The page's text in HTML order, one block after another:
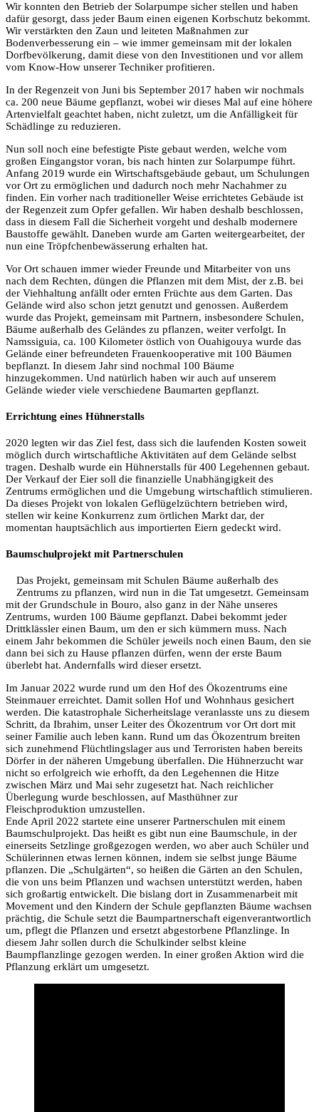
Wir konnten den Betrieb der Solarpumpe sicher stellen und haben
dafür gesorgt, dass jeder Baum einen eigenen Korbschutz bekommt.
Wir verstärkten den Zaun und leiteten Maßnahmen zur
Bodenverbesserung ein – wie immer gemeinsam mit der lokalen
Dorfbevölkerung, damit diese von den Investitionen und vor allem
vom Know-How unserer Techniker profitieren.
In der Regenzeit von Juni bis September 2017 haben wir nochmals
ca. 200 neue Bäume gepflanzt, wobei wir dieses Mal auf eine höhere
Artenvielfalt geachtet haben, nicht zuletzt, um die Anfälligkeit für
Schädlinge zu reduzieren.
Nun soll noch eine befestigte Piste gebaut werden, welche vom
großen Eingangstor voran, bis nach hinten zur Solarpumpe führt.
Anfang 2019 wurde ein Wirtschaftsgebäude gebaut, um Schulungen
vor Ort zu ermöglichen und dadurch noch mehr Nachahmer zu
finden. Ein vorher nach traditioneller Weise errichtetes Gebäude ist
der Regenzeit zum Opfer gefallen. Wir haben deshalb beschlossen,
dass in diesem Fall die Sicherheit vorgeht und deshalb modernere
Baustoffe gewählt. Daneben wurde am Garten weitergearbeitet, der
nun eine Tröpfchenbewässerung erhalten hat.
Vor Ort schauen immer wieder Freunde und Mitarbeiter von uns
nach dem Rechten, düngen die Pflanzen mit dem Mist, der z.B. bei
der Viehhaltung anfällt oder ernten Früchte aus dem Garten. Das
Gelände wird also schon jetzt genutzt und genossen. Außerdem
wurde das Projekt, gemeinsam mit Partnern, insbesondere Schulen,
Bäume außerhalb des Geländes zu pflanzen, weiter verfolgt. In
Namssiguia, ca. 100 Kilometer östlich von Ouahigouya wurde das
Gelände einer befreundeten Frauenkooperative mit 100 Bäumen
bepflanzt. In diesem Jahr sind nochmal 100 Bäume
hinzugekommen. Und natürlich haben wir auch auf unserem
Gelände wieder viele verschiedene Baumarten gepflanzt.
Errichtung eines Hühnerstalls
2020 legten wir das Ziel fest, dass sich die laufenden Kosten soweit
möglich durch wirtschaftliche Aktivitäten auf dem Gelände selbst
tragen. Deshalb wurde ein Hühnerstalls für 400 Legehennen gebaut.
Der Verkauf der Eier soll die finanzielle Unabhängigkeit des
Zentrums ermöglichen und die Umgebung wirtschaftlich stimulieren.
Da dieses Projekt von lokalen Geflügelzüchtern betrieben wird,
stellen wir keine Konkurrenz zum örtlichen Markt dar, der
momentan hauptsächlich aus importierten Eiern gedeckt wird.
Baumschulprojekt mit Partnerschulen
Das Projekt, gemeinsam mit Schulen Bäume außerhalb des
Zentrums zu pflanzen, wird nun in die Tat umgesetzt. Gemeinsam
mit der Grundschule in Bouro, also ganz in der Nähe unseres
Zentrums, wurden 100 Bäume gepflanzt. Dabei bekommt jeder
Drittklässler einen Baum, um den er sich kümmern muss. Nach
einem Jahr bekommen die Schüler jeweils noch einen Baum, den sie
dann bei sich zu Hause pflanzen dürfen, wenn der erste Baum
überlebt hat. Andernfalls wird dieser ersetzt.
Im Januar 2022 wurde rund um den Hof des Ökozentrums eine
Steinmauer erreichtet. Damit sollen Hof und Wohnhaus gesichert
werden. Die katastrophale Sicherheitslage veranlasste uns zu diesem
Schritt, da Ibrahim, unser Leiter des Ökozentrum vor Ort dort mit
seiner Familie auch leben kann. Rund um das Ökozentrum breiten
sich zunehmend Flüchtlingslager aus und Terroristen haben bereits
Dörfer in der näheren Umgebung überfallen. Die Hühnerzucht war
nicht so erfolgreich wie erhofft, da den Legehennen die Hitze
zwischen März und Mai sehr zugesetzt hat. Nach reichlicher
Überlegung wurde beschlossen, auf Masthühner zur
Fleischproduktion umzustellen.
Ende April 2022 startete eine unserer Partnerschulen mit einem
Baumschulprojekt. Das heißt es gibt nun eine Baumschule, in der
einerseits Setzlinge großgezogen werden, wo aber auch Schüler und
Schülerinnen etwas lernen können, indem sie selbst junge Bäume
pflanzen. Die „Schulgärten“, so heißen die Gärten an den Schulen,
die von uns beim Pflanzen und wachsen unterstützt werden, haben
sich großartig entwickelt. Die bislang dort in Zusammenarbeit mit
Movement und den Kindern der Schule gepflanzten Bäume wachsen
prächtig, die Schule setzt die Baumpartnerschaft eigenverantwortlich
um, pflegt die Pflanzen und ersetzt abgestorbene Pflanzlinge. In
diesem Jahr sollen durch die Schulkinder selbst kleine
Baumpflanzlinge gezogen werden. In einer großen Aktion wird die
Pflanzung erklärt um umgesetzt.